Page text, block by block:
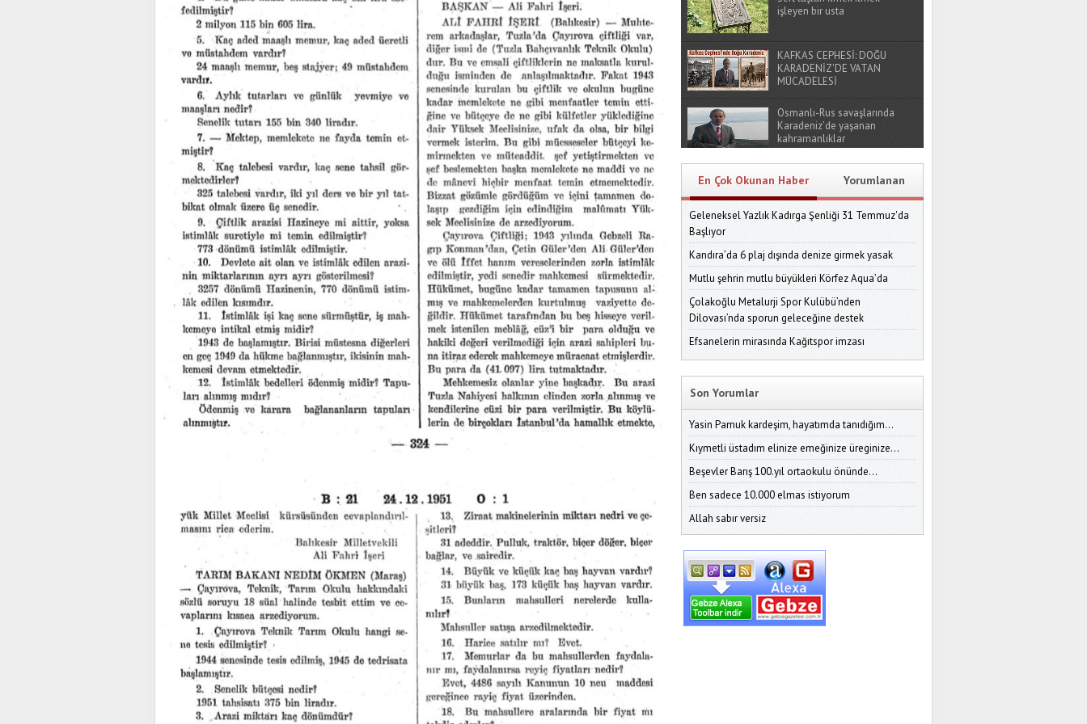
işleyen bir usta
KAFKAS CEPHESİ: DOĞU
KARADENİZ'DE VATAN
MÜCADELESİ
Osmanlı-Rus savaşlarında
Karadeniz’de yaşanan
kahramanlıklar
En Çok Okunan Haber Yorumlanan
Geleneksel Yazlık Kadırga Şenliği 31 Temmuz'da
Başlıyor
Kandıra’da 6 plaj dışında denize girmek yasak
Mutlu şehrin mutlu büyükleri Körfez Aqua’da
Çolakoğlu Metalurji Spor Kulübü’nden
Dilovası’nda sporun geleceğine destek
Efsanelerin mirasında Kağıtspor imzası
Son Yorumlar
Yasin Pamuk kardeşim, hayatımda tanıdığım...
Kıymetli üstadım elinize emeğinize üreginize...
Beşevler Barış 100.yıl ortaokulu önünde...
Ben sadece 10.000 elmas istiyorum
Allah sabır versiz